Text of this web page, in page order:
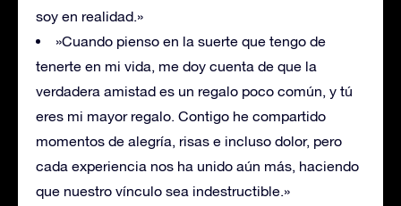
soy en realidad.»
»Cuando pienso en la suerte que tengo de
tenerte en mi vida, me doy cuenta de que la
verdadera amistad es un regalo poco común, y tú
eres mi mayor regalo. Contigo he compartido
momentos de alegría, risas e incluso dolor, pero
cada experiencia nos ha unido aún más, haciendo
que nuestro vínculo sea indestructible.»